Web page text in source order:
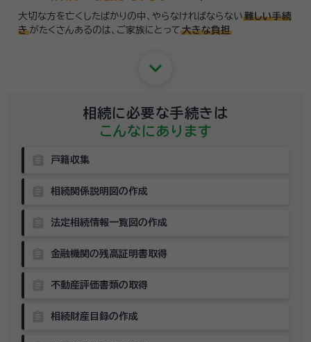
大切な方を亡くしたばかりの中、やらなければならない 難しい手続
き がたくさんあるのは、 ご家族にとって 大きな負担
keyboard_arrow_down
相続に必要な手続きは
こんなにあります
戸籍収集
相続関係説明図の作成
法定相続情報一覧図の作成
金融機関の残高証明書取得
不動産評価書類の取得
相続財産目録の作成